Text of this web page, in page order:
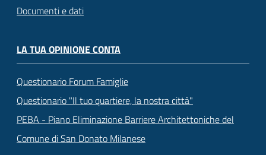
Documenti e dati
LA TUA OPINIONE CONTA
Questionario Forum Famiglie
Questionario "Il tuo quartiere, la nostra città"
PEBA - Piano Eliminazione Barriere Architettoniche del
Comune di San Donato Milanese